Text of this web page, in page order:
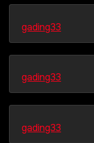
gading33
gading33
gading33